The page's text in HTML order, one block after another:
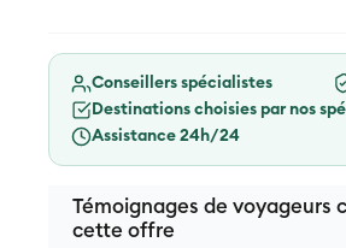
Conseillers spécialistes
Destinations choisies par nos
Assistance 24h/24
Témoignages de voyageurs
cette offre